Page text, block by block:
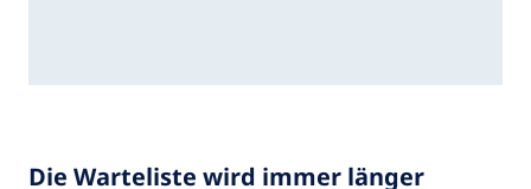
Die Warteliste wird immer länger